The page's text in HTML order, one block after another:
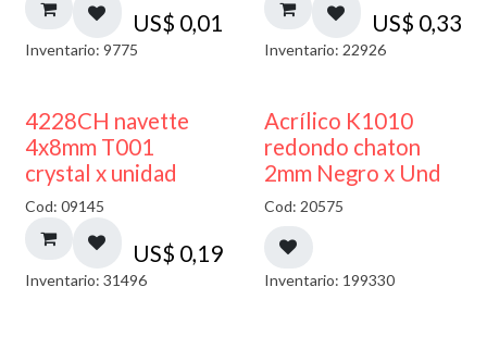
US$ 0,01
Inventario: 9775
US$ 0,33
Inventario: 22926
4228CH navette
4x8mm T001
crystal x unidad
Cod: 09145
US$ 0,19
Inventario: 31496
50% DESCUENTO
Acrílico K1010
redondo chaton
2mm Negro x Und
Cod: 20575
Inventario: 199330